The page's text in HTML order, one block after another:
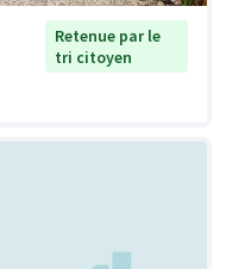
Retenue par le
tri citoyen